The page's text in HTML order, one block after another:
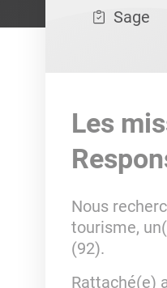
Sage
Les
Nous
tourisme,
(92).
Rattaché(e)